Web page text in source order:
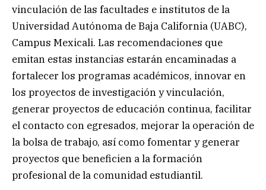
vinculación de las facultades e institutos de la
Universidad Autónoma de Baja California (UABC),
Campus Mexicali. Las recomendaciones que
emitan estas instancias estarán encaminadas a
fortalecer los programas académicos, innovar en
los proyectos de investigación y vinculación,
generar proyectos de educación continua, facilitar
el contacto con egresados, mejorar la operación de
la bolsa de trabajo, así como fomentar y generar
proyectos que beneficien a la formación
profesional de la comunidad estudiantil.